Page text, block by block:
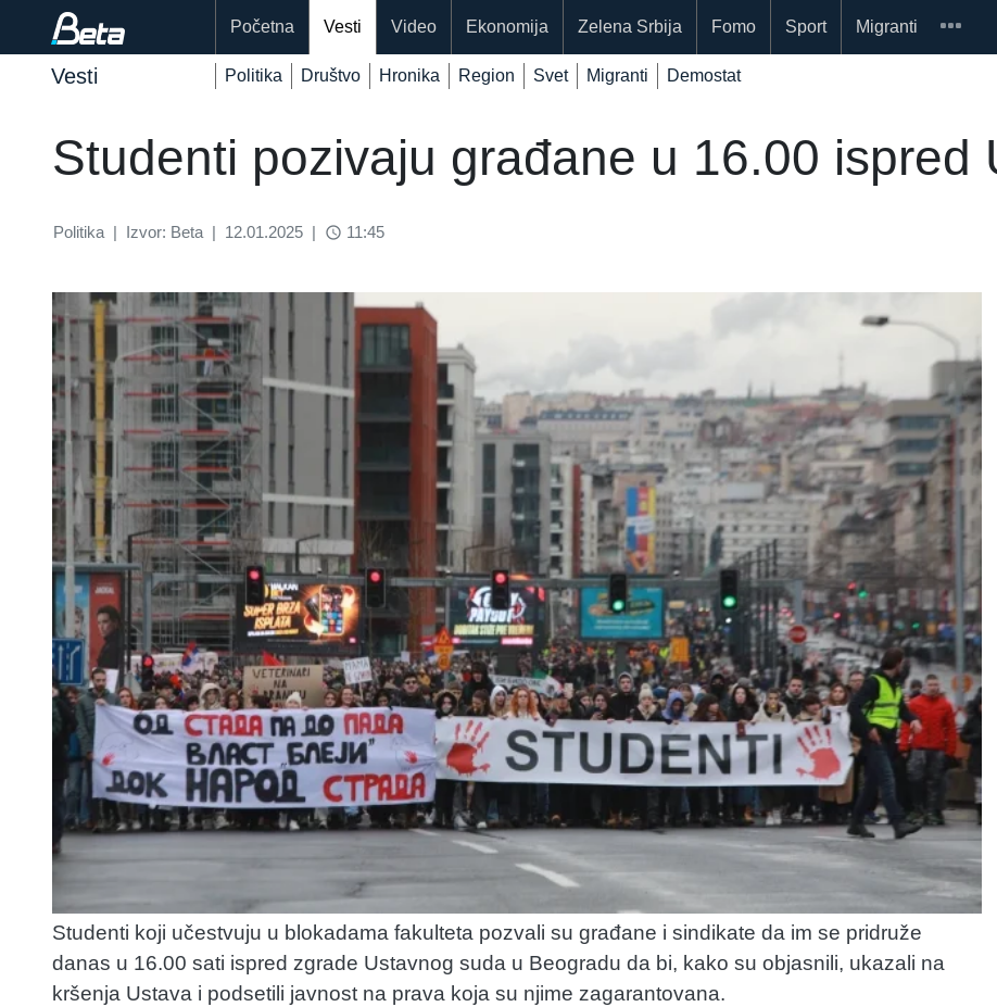
Početna Vesti Video Ekonomija Zelena Srbija Fomo Sport Migranti
Vesti Politika Društvo Hronika Region Svet Migranti Demostat
Studenti pozivaju građane u 16.00 ispred
Politika | Izvor: Beta | 12.01.2025 | access_time 11:45
Studenti koji učestvuju u blokadama fakulteta pozvali su građane i sindikate da im se pridruže
danas u 16.00 sati ispred zgrade Ustavnog suda u Beogradu da bi, kako su objasnili, ukazali na
kršenja Ustava i podsetili javnost na prava koja su njime zagarantovana.